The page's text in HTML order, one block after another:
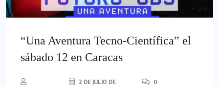
“Una Aventura Tecno-Científica” el
sábado 12 en Caracas
2 DE JULIO DE
0